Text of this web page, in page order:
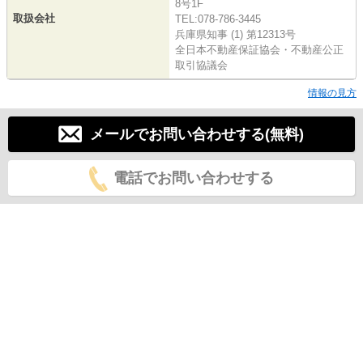
取扱会社
8号1F
TEL:078-786-3445
兵庫県知事 (1) 第12313号
全日本不動産保証協会・不動産公正
取引協議会
情報の見方
メールでお問い合わせする(無料)
電話でお問い合わせする